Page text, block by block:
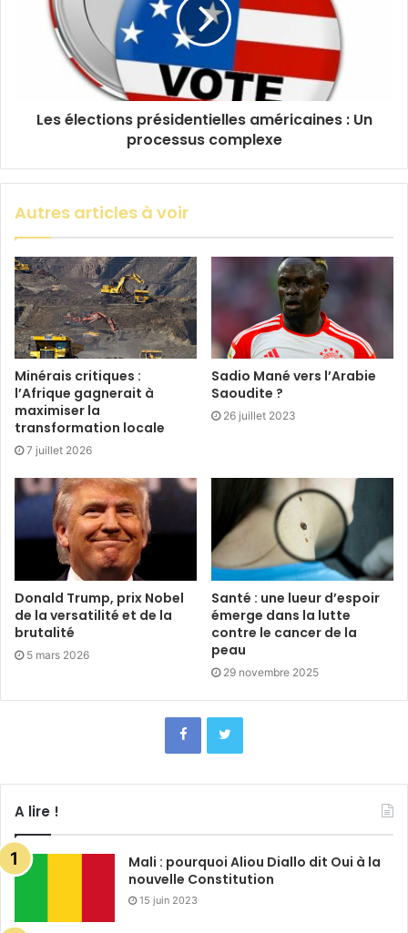
Les élections présidentielles américaines : Un
processus complexe
Autres articles à voir
Minérais critiques :
l’Afrique gagnerait à
maximiser la
transformation locale
7 juillet 2026
Sadio Mané vers l’Arabie
Saoudite ?
26 juillet 2023
Donald Trump, prix Nobel
de la versatilité et de la
brutalité
5 mars 2026
Santé : une lueur d’espoir
émerge dans la lutte
contre le cancer de la
peau
29 novembre 2025
A lire !
Mali : pourquoi Aliou Diallo dit Oui à la
nouvelle Constitution
15 juin 2023